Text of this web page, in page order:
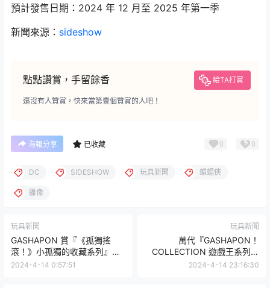
預計發售日期：2024 年 12 月至 2025 年第一季
新聞來源： sideshow
點點讚賞，手留餘香 給TA打賞
還沒有人贊賞，快來當第壹個贊賞的人吧！
海報分享 已收藏 0 0
DC SIDESHOW 玩具新聞 蝙蝠俠
雕像
玩具新聞
GASHAPON 賞『《孤獨搖
滾！》小孤獨的收藏系列』轉
蛋，超豐富的小孤獨顏藝準備
2024-4-14 0:57:51
玩具新聞
萬代『GASHAPON！
COLLECTION 遊戲王系列』
轉蛋，多款劇中知名道具登
2024-4-14 23:16:30